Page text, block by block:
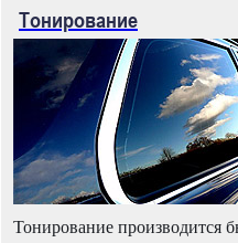
Тонирование
Тонирование производится